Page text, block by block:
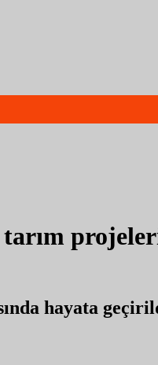
tarım
hayata